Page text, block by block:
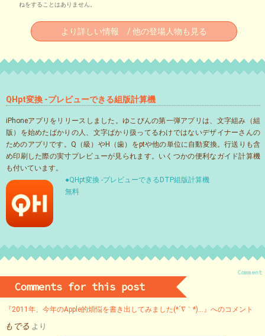
ねをすることはありません。
より詳しい情報 / 他の登場人物も見る
QHpt変換 -プレビューできる組版計算機
iPhoneアプリをリリースしました。ゆこびんの第一弾アプリは、文字組み（組
版）を始めたばかりの人、文字ばかり扱ってるわけではないデザイナーさんの
ためのアプリです。Q（級）やH（歯）をptや他の単位に自動変換。行送りも含
め印刷した際の実寸プレビューが見られます。いくつかの便利なガイド計算機
も付いています。
●QHpt変換 -プレビューできるDTP組版計算機
無料
Comment
Comments for this post
『2011年、今年のApple的煩悩を書き出してみました(*´∇｀*)…』へのコメント
もでる より